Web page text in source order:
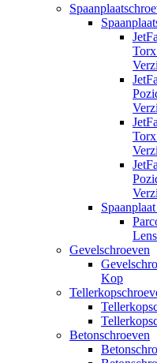
Gevelschroeven
Kop
Betonschroeven